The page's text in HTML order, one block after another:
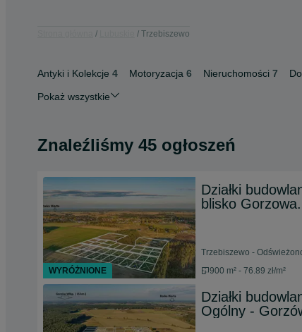
Trzebiszewo
Antyki i Kolekcje 4 Motoryzacja 6 Nieruchomości 7
Pokaż wszystkie
Znaleźliśmy 45 ogłoszeń
Działki
blisko Gorzowa.
Trzebiszewo -
900 m² - 76.89 zł/m²
Działki
Ogólny -
WYRÓŻNIONE